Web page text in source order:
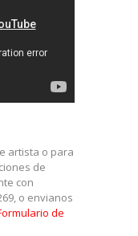
artista o para
de
con
o envianos
de